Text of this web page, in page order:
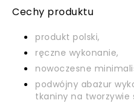
Cechy produktu
produkt polski,
ręczne wykonanie,
nowoczesne
podwójny abażur
tkaniny na tworzywie